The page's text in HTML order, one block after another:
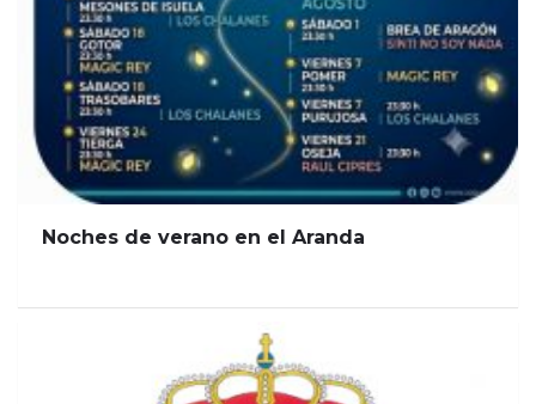
Noches de verano en el Aranda